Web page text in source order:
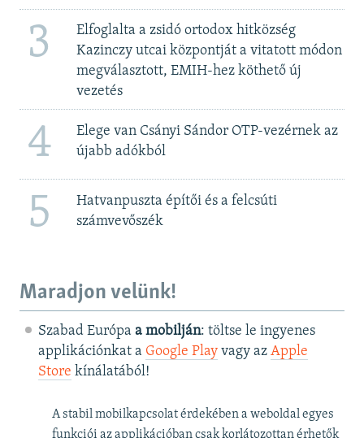
3
Elfoglalta a zsidó ortodox hitközség
Kazinczy utcai központját a vitatott módon
megválasztott, EMIH-hez köthető új
vezetés
4
Elege van Csányi Sándor OTP-vezérnek az
újabb adókból
5
Hatvanpuszta építői és a felcsúti
számvevőszék
Maradjon velünk!
Szabad Európa a mobilján: töltse le ingyenes
applikációnkat a Google Playvagy az Apple
Store kínálatából!
A stabil mobilkapcsolat érdekében a weboldal egyes
funkciói az applikációban csak korlátozottan érhetők